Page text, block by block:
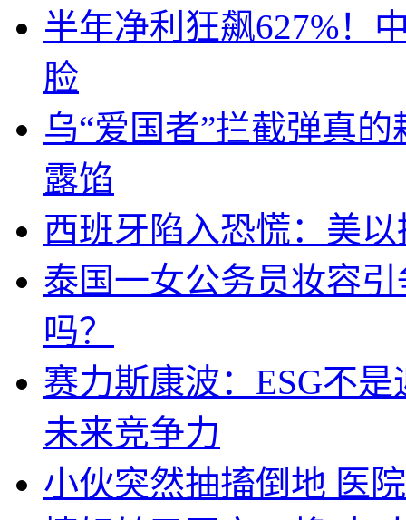
半年净利狂飙627%！
脸
乌“爱国者”拦截弹真
露馅
西班牙陷入恐慌：美
泰国一女公务员妆容
吗？
赛力斯康波：ESG不
未来竞争力
小伙突然抽搐倒地 医